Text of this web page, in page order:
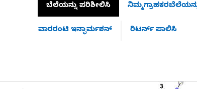
ಬೆಲೆಯನ್ನು ಪರಿಶೀಲಿಸಿ
ವಾರರಂಟಿ ಇನ್ಫಾರ್ಮಶನ್ ರಿಟರ್ನ್ ಪಾಲಿಸಿ